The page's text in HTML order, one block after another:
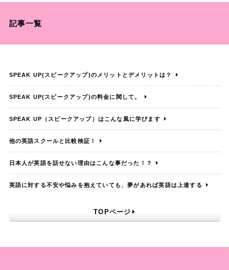
記事一覧
SPEAK UP(スピークアップ)のメリットとデメリットは？
SPEAK UP(スピークアップ)の料金に関して。
SPEAK UP（スピークアップ）はこんな風に学びます
他の英語スクールと比較検証！
日本人が英語を話せない理由はこんな事だった！？
英語に対する不安や悩みを抱えていても、夢があれば英語は上達する
TOPページ